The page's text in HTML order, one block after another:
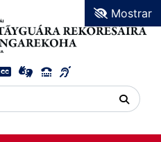
Mostrar